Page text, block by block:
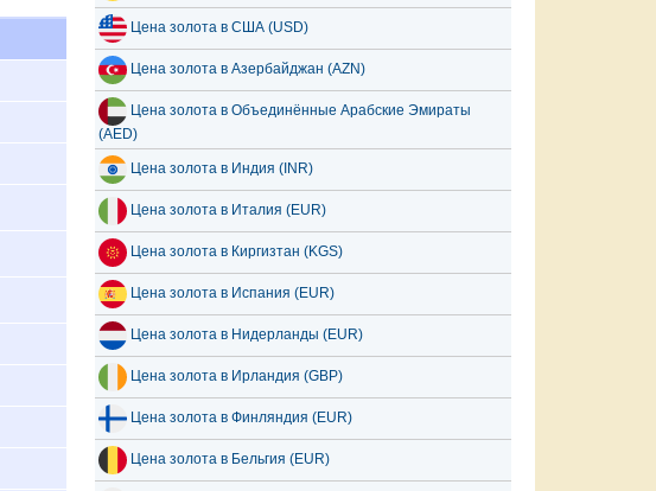
Цена золота в США (USD)
Цена золота в Азербайджан (AZN)
Цена золота в Объединённые Арабские Эмираты
(AED)
Цена золота в Индия (INR)
Цена золота в Италия (EUR)
Цена золота в Киргизтан (KGS)
Цена золота в Испания (EUR)
Цена золота в Нидерланды (EUR)
Цена золота в Ирландия (GBP)
Цена золота в Финляндия (EUR)
Цена золота в Бельгия (EUR)